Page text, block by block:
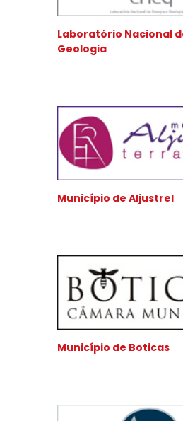
Laboratório Nacional
Geologia
Município de Aljustrel
Município de Boticas